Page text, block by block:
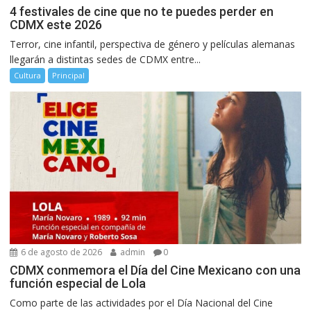
4 festivales de cine que no te puedes perder en
CDMX este 2026
Terror, cine infantil, perspectiva de género y películas alemanas
llegarán a distintas sedes de CDMX entre...
Cultura Principal
6 de agosto de 2026 admin 0
CDMX conmemora el Día del Cine Mexicano con una
función especial de Lola
Como parte de las actividades por el Día Nacional del Cine